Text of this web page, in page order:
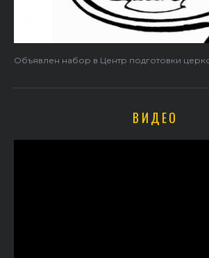
Объявлен набор в Центр подготовки
ВИДЕО